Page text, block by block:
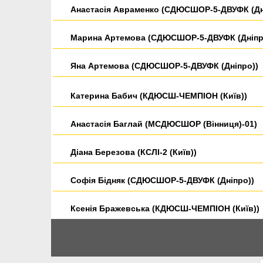
Анастасія Авраменко (СДЮСШОР-5-ДВУФК
Марина Артемова (СДЮСШОР-5-ДВУФК
Яна Артемова (СДЮСШОР-5-ДВУФК (Дніпро))
Катерина Бабич (КДЮСШ-ЧЕМПІОН (Київ))
Анастасія Баглай (МСДЮСШОР (Вінниця)-01)
Діана Березова (КСЛI-2 (Київ))
Софія Бідняк (СДЮСШОР-5-ДВУФК (Дніпро))
Ксенія Бражевська (КДЮСШ-ЧЕМПІОН (Київ))